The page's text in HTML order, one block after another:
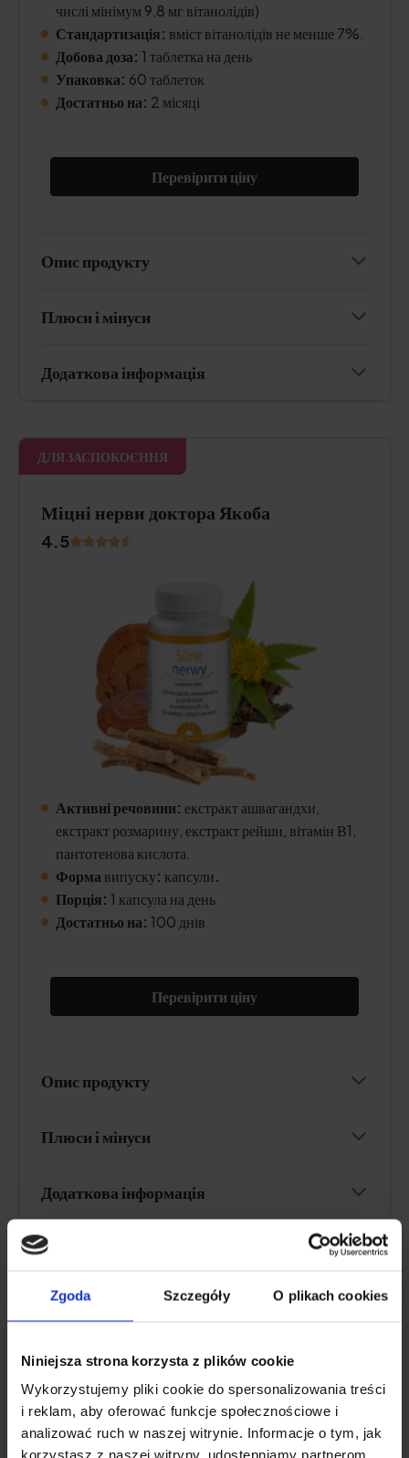
Zgoda Szczegóły O plikach cookies
Niniejsza strona korzysta z plików cookie
Wykorzystujemy pliki cookie do spersonalizowania treści
i reklam, aby oferować funkcje społecznościowe i
analizować ruch w naszej witrynie. Informacje o tym, jak
korzystasz z naszej witryny, udostępniamy partnerom
числі мінімум 9,8 мг вітанолідів)
Стандартизація: вміст вітанолідів не менше 7%.
Добова доза: 1 таблетка на день
Упаковка: 60 таблеток
Достатньо на: 2 місяці
Перевірити ціну
Опис продукту
Плюси і мінуси
Додаткова інформація
ДЛЯ ЗАСПОКОЄННЯ
Міцні нерви доктора Якоба
4.5
Активні речовини: екстракт ашвагандхи,
екстракт розмарину, екстракт рейши, вітамін В1,
пантотенова кислота.
Форма випуску: капсули.
Порція: 1 капсула на день
Достатньо на: 100 днів
Перевірити ціну
Опис продукту
Плюси і мінуси
Додаткова інформація
&amp; Focus, адаптогени, капсули
4.4